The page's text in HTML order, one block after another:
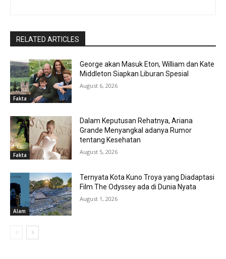
RELATED ARTICLES
Fakta
George akan Masuk Eton, William dan Kate
Middleton Siapkan Liburan Spesial
August 6, 2026
Fakta
Dalam Keputusan Rehatnya, Ariana
Grande Menyangkal adanya Rumor
tentang Kesehatan
August 5, 2026
Alam
Ternyata Kota Kuno Troya yang Diadaptasi
Film The Odyssey ada di Dunia Nyata
August 1, 2026